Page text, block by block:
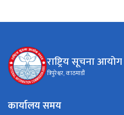
राष्ट्रिय सूचना आयोग
त्रिपुरेश्वर, काठमाडौं
कार्यालय समय